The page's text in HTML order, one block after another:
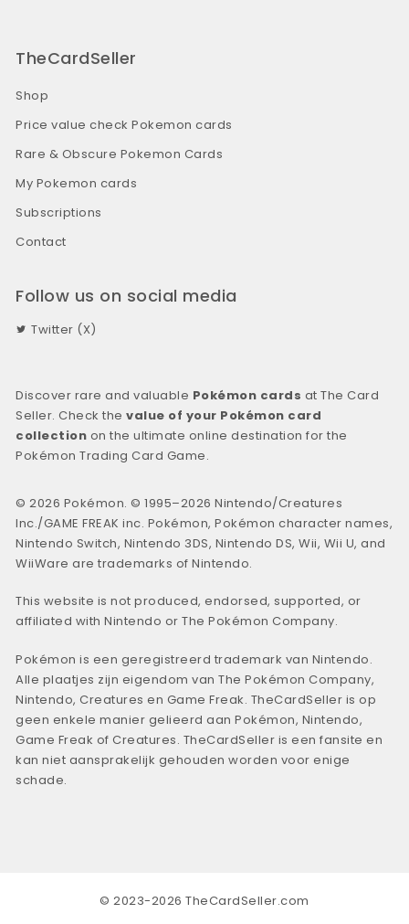
TheCardSeller
Shop
Price value check Pokemon cards
Rare & Obscure Pokemon Cards
My Pokemon cards
Subscriptions
Contact
Follow us on social media
Twitter (X)
Discover rare and valuable Pokémon cards at The Card
Seller. Check thevalue of your Pokémon card
collection on the ultimate online destination for the
Pokémon Trading Card Game.
© 2026 Pokémon. © 1995–2026 Nintendo/Creatures
Inc./GAME FREAK inc. Pokémon, Pokémon character names,
Nintendo Switch, Nintendo 3DS, Nintendo DS, Wii, Wii U, and
WiiWare are trademarks of Nintendo.
This website is not produced, endorsed, supported, or
affiliated with Nintendo or The Pokémon Company.
Pokémon is een geregistreerd trademark van Nintendo.
Alle plaatjes zijn eigendom van The Pokémon Company,
Nintendo, Creatures en Game Freak. TheCardSeller is op
geen enkele manier gelieerd aan Pokémon, Nintendo,
Game Freak of Creatures. TheCardSeller is een fansite en
kan niet aansprakelijk gehouden worden voor enige
schade.
© 2023-2026 TheCardSeller.com